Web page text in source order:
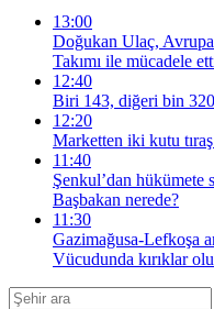
13:00
Doğukan Ulaç,
Takımı ile mücadele
12:40
Biri 143, diğeri bin
12:20
Marketten iki kutu tıraş
11:40
Şenkul’dan hükümete
Başbakan nerede?
11:30
Gazimağusa-Lefkoşa
Vücudunda kırıklar